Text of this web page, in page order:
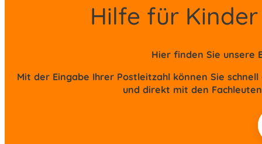
Hilfe für
Hier finden Sie unsere
Mit der Eingabe Ihrer Postleitzahl können Sie
und direkt mit den